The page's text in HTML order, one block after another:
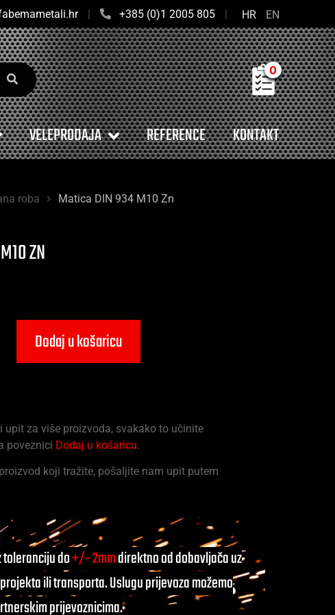
| +385 (0)1 2005 805 | HR EN
0
VELEPRODAJA REFERENCE KONTAKT
roba Matica DIN 934 M10 Zn
ZN
Dodaj u košaricu
upit za više proizvoda, svakako to učinite
poveznici Dodaj u košaricu.
koji tražite, pošaljite nam upit putem
toleranciju do+/- 2mmdirektno od dobavljača uz
ili transporta. Uslugu prijevoza možemo
prijevoznicima.